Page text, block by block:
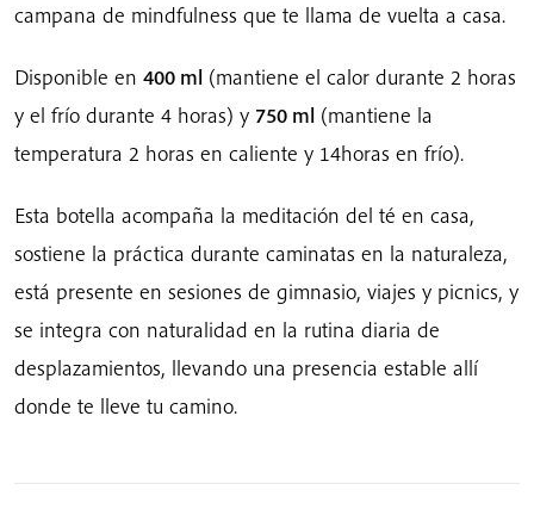
campana de mindfulness que te llama de vuelta a casa.
Disponible en 400 ml (mantiene el calor durante 2 horas
y el frío durante 4 horas) y 750 ml (mantiene la
temperatura 2 horas en caliente y 14horas en frío).
Esta botella acompaña la meditación del té en casa,
sostiene la práctica durante caminatas en la naturaleza,
está presente en sesiones de gimnasio, viajes y picnics, y
se integra con naturalidad en la rutina diaria de
desplazamientos, llevando una presencia estable allí
donde te lleve tu camino.